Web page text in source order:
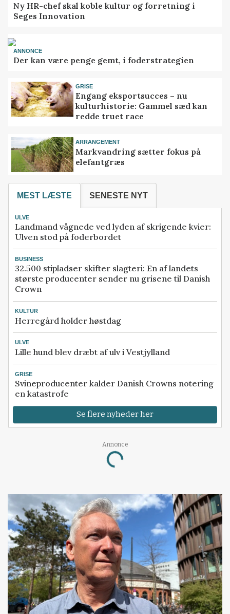
Ny HR-chef skal koble kultur og forretning i
Seges Innovation
ANNONCE
Der kan være penge gemt, i foderstrategien
GRISE
Engang eksportsucces – nu
kulturhistorie: Gammel sæd kan
redde truet race
ARRANGEMENT
Markvandring sætter fokus på
elefantgræs
MEST LÆSTE SENESTE NYT
ULVE
Landmand vågnede ved lyden af skrigende kvier:
Ulven stod på foderbordet
BUSINESS
32.500 stipladser skifter slagteri: En af landets
største producenter sender nu grisene til Danish
Crown
KULTUR
Herregård holder høstdag
ULVE
Lille hund blev dræbt af ulv i Vestjylland
GRISE
Svineproducenter kalder Danish Crowns notering
en katastrofe
Se flere nyheder her
Annonce
Loading...